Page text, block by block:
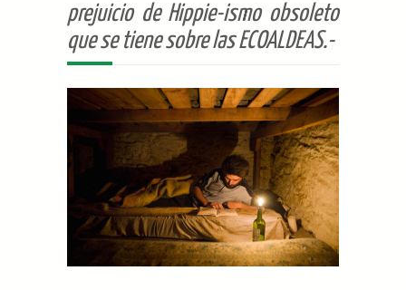
prejuicio de Hippie-ismo obsoleto
que se tiene sobre las ECOALDEAS.-